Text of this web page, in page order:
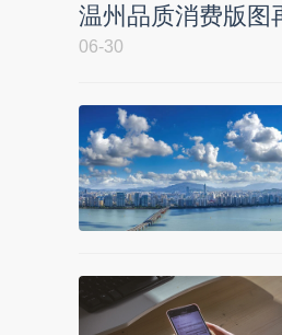
温州品质消费版图
06-30